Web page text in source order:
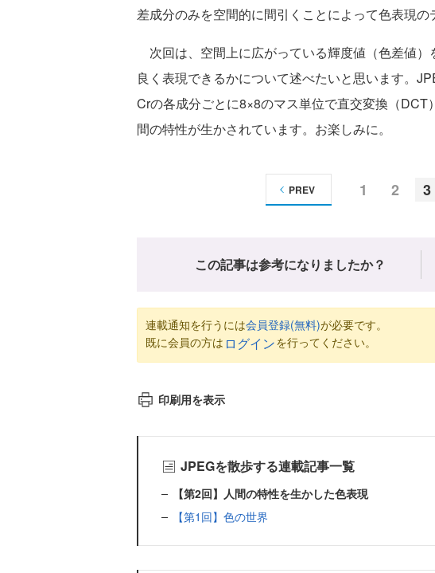
差成分のみを空間的に間引くことによって色表現の
次回は、空間上に広がっている輝度値（色差値
良く表現できるかについて述べたいと思います。
Crの各成分ごとに8×8のマス単位で直交変換（DCT
間の特性が生かされています。お楽しみに。
1 2 3
PREV
この記事は参考になりましたか？
連載通知を行うには会員登録(無料)が必要です。
既に会員の方は ログインを行ってください。
印刷用を表示
JPEGを散歩する連載記事一覧
【第2回】人間の特性を生かした色表現
【第1回】色の世界